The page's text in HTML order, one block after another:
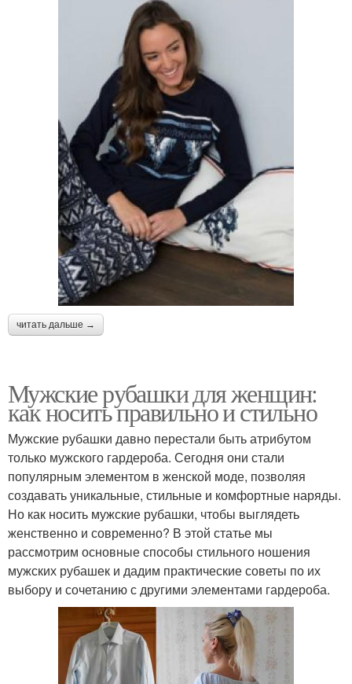
читать дальше →
Мужские рубашки для женщин:
как носить правильно и стильно
Мужские рубашки давно перестали быть атрибутом
только мужского гардероба. Сегодня они стали
популярным элементом в женской моде, позволяя
создавать уникальные, стильные и комфортные наряды.
Но как носить мужские рубашки, чтобы выглядеть
женственно и современно? В этой статье мы
рассмотрим основные способы стильного ношения
мужских рубашек и дадим практические советы по их
выбору и сочетанию с другими элементами гардероба.